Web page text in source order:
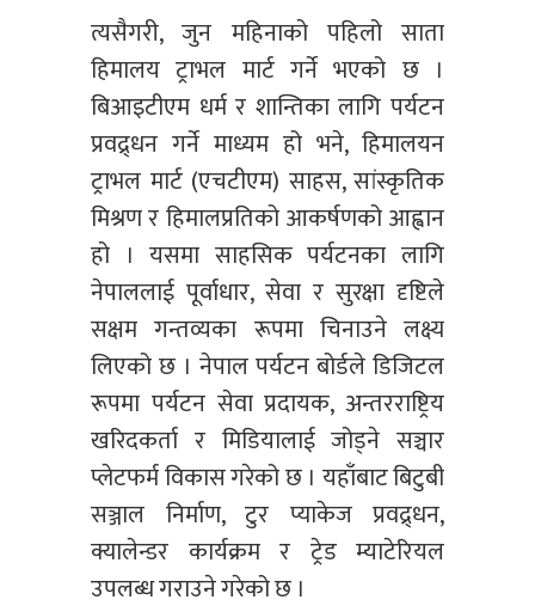
त्यसैगरी, जुन महिनाको पहिलो साता
हिमालय ट्राभल मार्ट गर्ने भएको छ ।
बिआइटीएम धर्म र शान्तिका लागि पर्यटन
प्रवद्र्धन गर्ने माध्यम हो भने, हिमालयन
ट्राभल मार्ट (एचटीएम) साहस, सांस्कृतिक
मिश्रण र हिमालप्रतिको आकर्षणको आह्वान
हो । यसमा साहसिक पर्यटनका लागि
नेपाललाई पूर्वाधार, सेवा र सुरक्षा दृष्टिले
सक्षम गन्तव्यका रूपमा चिनाउने लक्ष्य
लिएको छ । नेपाल पर्यटन बोर्डले डिजिटल
रूपमा पर्यटन सेवा प्रदायक, अन्तरराष्ट्रिय
खरिदकर्ता र मिडियालाई जोड्ने सञ्चार
प्लेटफर्म विकास गरेको छ । यहाँबाट बिटुबी
सञ्जाल निर्माण, टुर प्याकेज प्रवद्र्धन,
क्यालेन्डर कार्यक्रम र ट्रेड म्याटेरियल
उपलब्ध गराउने गरेको छ ।